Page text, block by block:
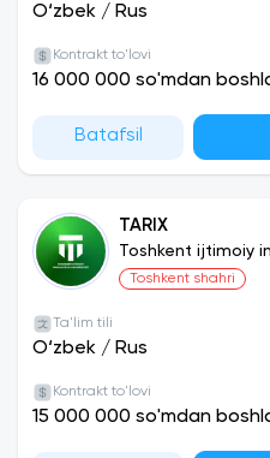
O‘zbek / Rus
Kontrakt to'lovi
16 000 000 so'mdan
Batafsil
TARIX
Toshkent ijtimoiy
Toshkent shahri
Ta'lim tili
O‘zbek / Rus
Kontrakt to'lovi
15 000 000 so'mdan